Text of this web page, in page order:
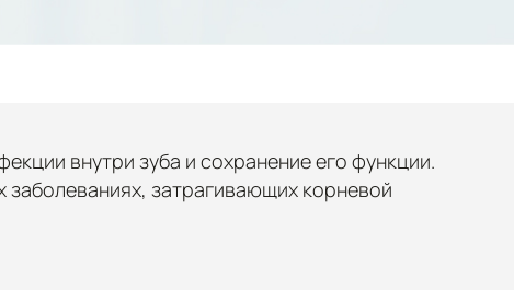
внутри зуба и сохранение его функции.
затрагивающих корневой